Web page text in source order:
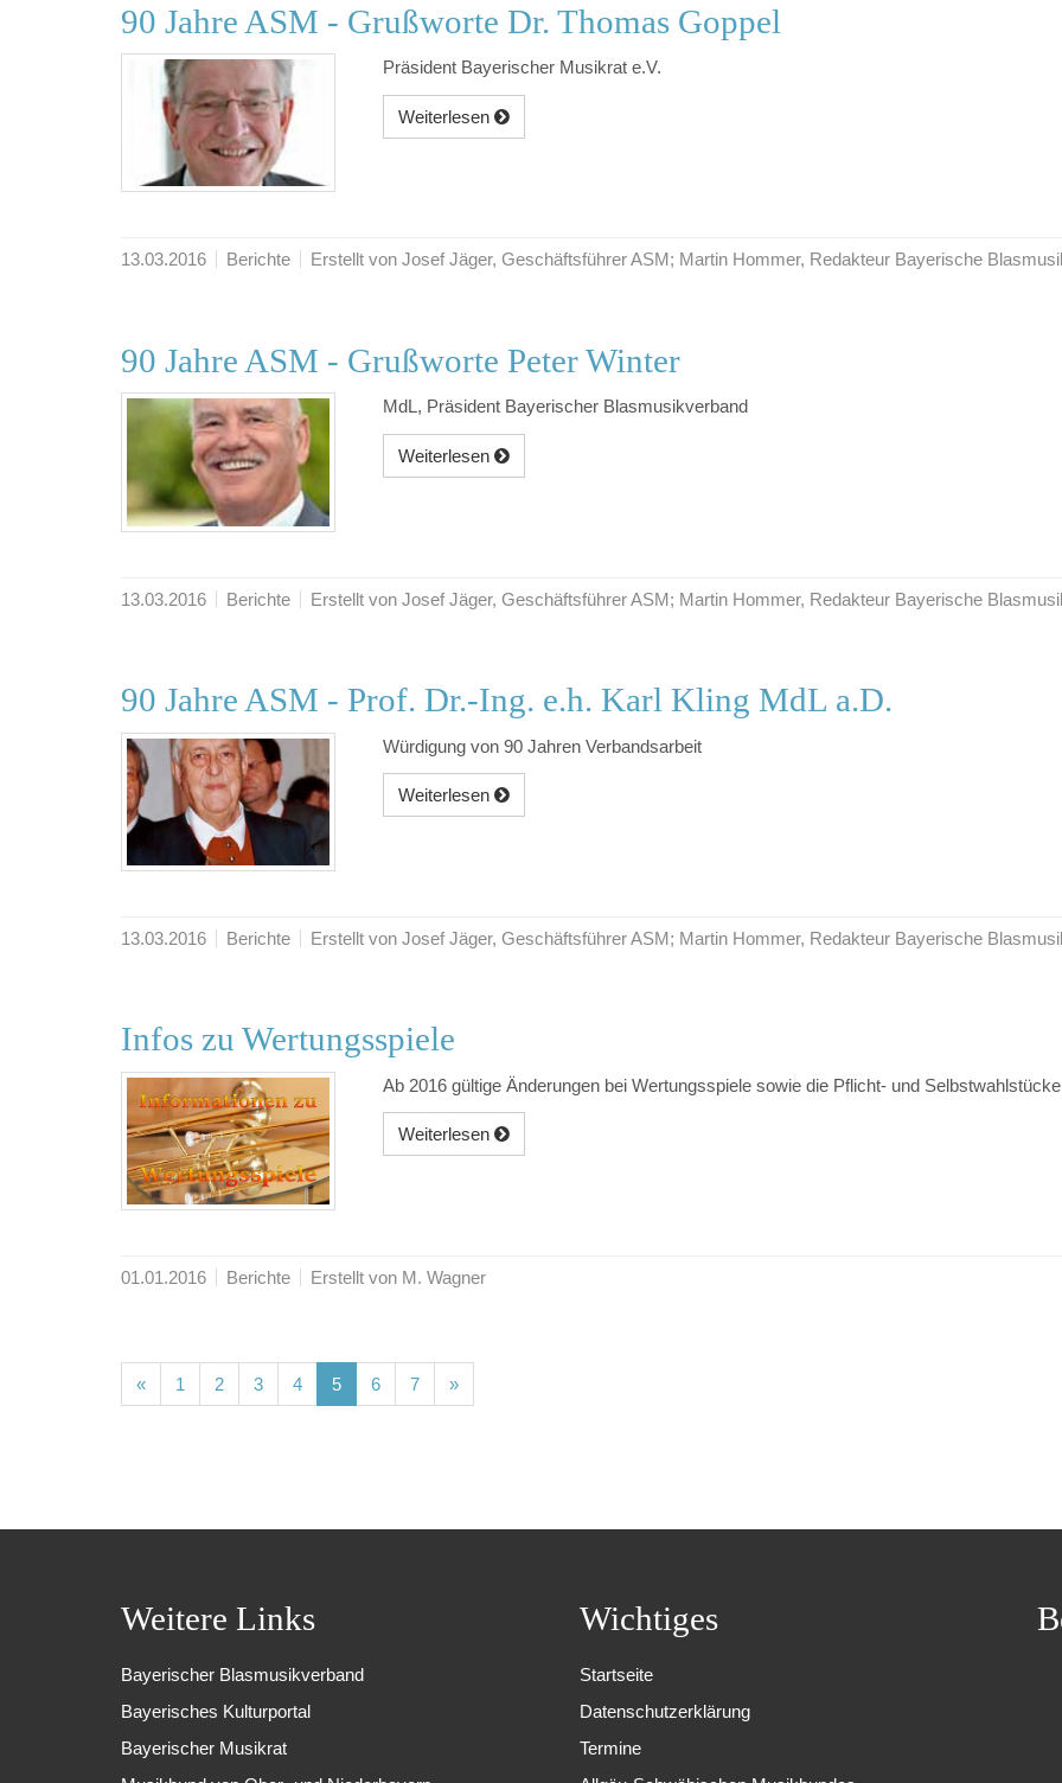
90 Jahre ASM - Grußworte Dr. Thomas Goppel
Präsident Bayerischer Musikrat e.V.
Weiterlesen
13.03.2016 Berichte Erstellt von Josef Jäger, Geschäftsführer ASM; Martin Hommer, Redakteur Bayerische
90 Jahre ASM - Grußworte Peter Winter
MdL, Präsident Bayerischer Blasmusikverband
Weiterlesen
13.03.2016 Berichte Erstellt von Josef Jäger, Geschäftsführer ASM; Martin Hommer, Redakteur Bayerische
90 Jahre ASM - Prof. Dr.-Ing. e.h. Karl Kling MdL a.D.
Würdigung von 90 Jahren Verbandsarbeit
Weiterlesen
13.03.2016 Berichte Erstellt von Josef Jäger, Geschäftsführer ASM; Martin Hommer, Redakteur Bayerische
Infos zu Wertungsspiele
Ab 2016 gültige Änderungen bei Wertungsspiele sowie die Pflicht- und Selbstwahlstücke
Weiterlesen
01.01.2016 Berichte Erstellt von M. Wagner
« 1 (current)
2(current)
3(current)
4(current)
5(current)
6(current)
7(current)
»
Weitere Links
Bayerischer Blasmusikverband
Bayerisches Kulturportal
Bayerischer Musikrat
Wichtiges
Startseite
Datenschutzerklärung
Termine